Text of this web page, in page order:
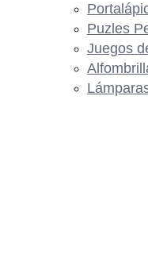
Puzles
Juegos